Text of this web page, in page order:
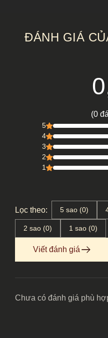
ĐÁNH GIÁ
(0
5
4
3
2
1
Lọc theo: 5 sao (0)
2 sao (0) 1 sao (0)
Viết đánh giá
Chưa có đánh giá phù